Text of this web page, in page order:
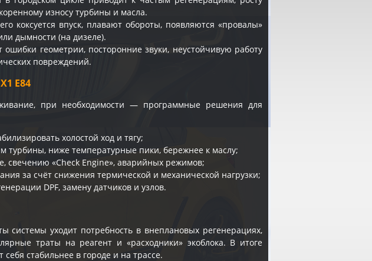
износу турбины и масла.
коксуется впуск, плавают обороты, появляются «провалы»
дымности (на дизеле).
геометрии, посторонние звуки, неустойчивую работу
повреждений.
E84
при необходимости — программные решения для
холостой ход и тягу;
турбины, ниже температурные пики, бережнее к маслу;
свечению «Check Engine», аварийных режимов;
за счёт снижения термической и механической нагрузки;
DPF, замену датчиков и узлов.
уходит потребность в внеплановых регенерациях,
траты на реагент и «расходники» экоблока. В итоге
стабильнее в городе и на трассе.